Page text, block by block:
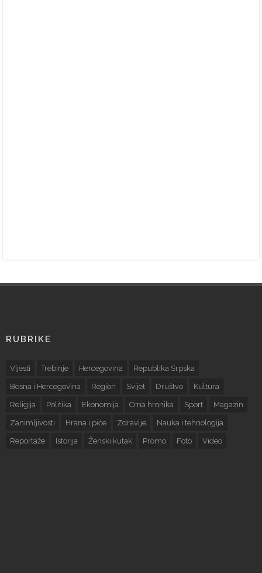
RUBRIKE
Vijesti Trebinje Hercegovina Republika Srpska
Bosna i Hercegovina Region Svijet Društvo Kultura
Religija Politika Ekonomija Crna hronika Sport Magazin
Zanimljivosti Hrana i piće Zdravlje Nauka i tehnologija
Reportaže Istorija Ženski kutak Promo Foto Video